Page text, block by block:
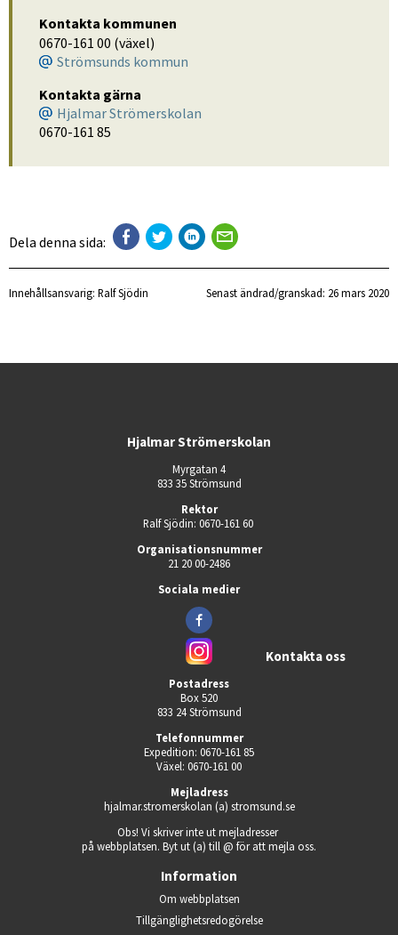
Kontakta kommunen
0670-161 00 (växel)
Strömsunds kommun
Kontakta gärna
Hjalmar Strömerskolan
0670-161 85
Dela denna sida:
Innehållsansvarig: Ralf Sjödin Senast ändrad/granskad: 26 mars 2020
Hjalmar Strömerskolan
Myrgatan 4
833 35 Strömsund
Rektor
Ralf Sjödin: 0670-161 60
Organisationsnummer
21 20 00-2486
Sociala medier
Kontakta oss
Postadress
Box 520
833 24 Strömsund
Telefonnummer
Expedition: 0670-161 85
Växel: 0670-161 00
Mejladress
hjalmar.stromerskolan (a) stromsund.se
Obs! Vi skriver inte ut mejladresser
på webbplatsen. Byt ut (a) till @ för att mejla oss.
Information
Om webbplatsen
Tillgänglighets­redogörelse